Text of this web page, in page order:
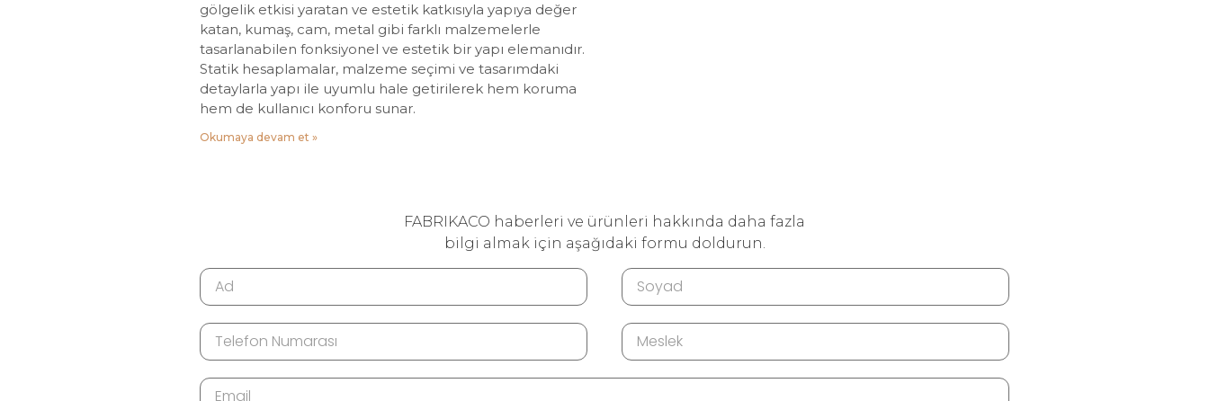
gölgelik etkisi yaratan ve estetik katkısıyla yapıya değer
katan, kumaş, cam, metal gibi farklı malzemelerle
tasarlanabilen fonksiyonel ve estetik bir yapı elemanıdır.
Statik hesaplamalar, malzeme seçimi ve tasarımdaki
detaylarla yapı ile uyumlu hale getirilerek hem koruma
hem de kullanıcı konforu sunar.
Okumaya devam et »
FABRIKACO haberleri ve ürünleri hakkında daha fazla
bilgi almak için aşağıdaki formu doldurun.